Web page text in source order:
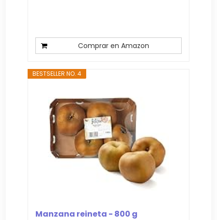
Comprar en Amazon
BESTSELLER NO. 4
Manzana reineta - 800 g